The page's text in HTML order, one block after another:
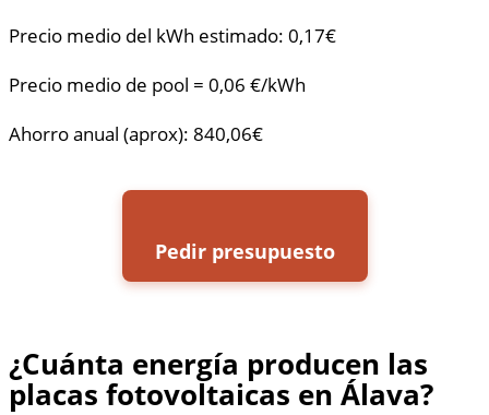
Precio medio del kWh estimado: 0,17€
Precio medio de pool = 0,06 €/kWh
Ahorro anual (aprox): 840,06€
Pedir presupuesto
¿Cuánta energía producen las
placas fotovoltaicas en Álava?